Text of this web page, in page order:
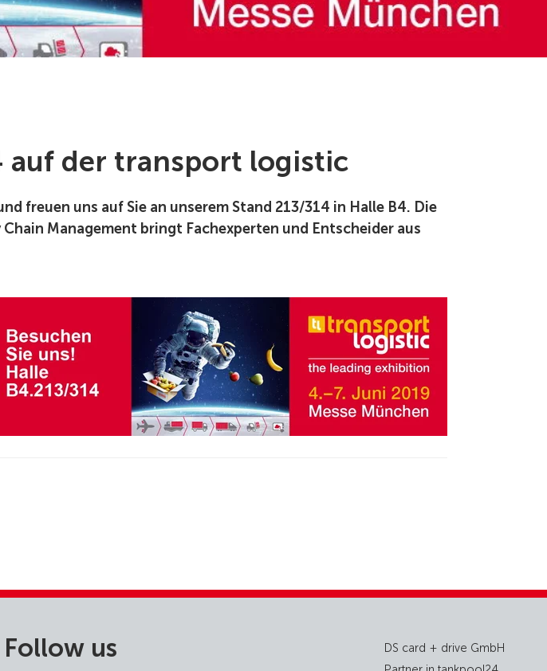
auf der transport logistic
freuen uns auf Sie an unserem Stand 213/314 in Halle B4. Die
Management bringt Fachexperten und Entscheider aus
Follow us
DS card + drive GmbH